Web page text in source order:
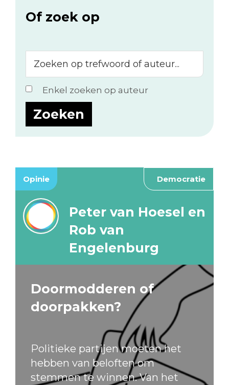
Of zoek op
op
trefwoord
of
auteur...
Enkel zoeken op auteur
Opinie Democratie
Peter van Hoesel en
Rob van
Engelenburg
Doormodderen of
doorpakken?
Politieke partijen moeten het
hebben van beloften om
stemmen te winnen. Van het